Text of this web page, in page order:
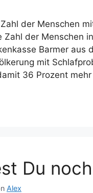
der Menschen
Zahl der Menschen
Barmer aus
mit
36 Prozent
Du
Alex